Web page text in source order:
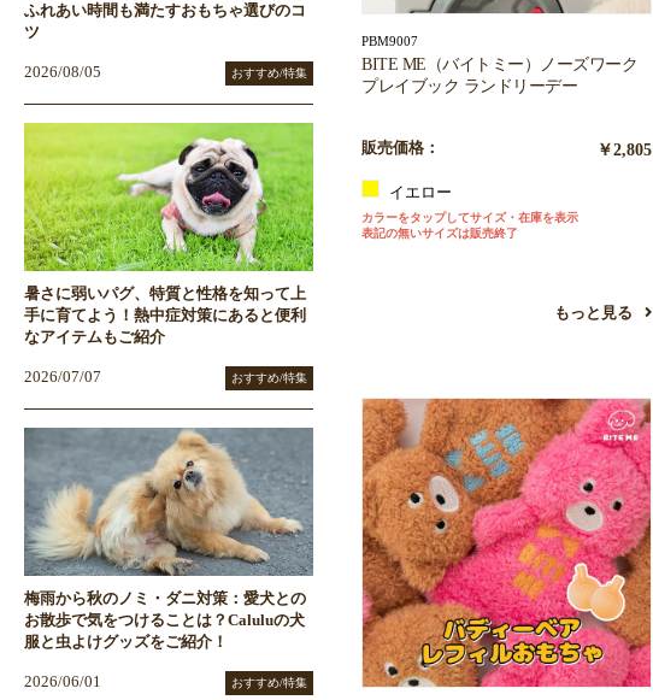
PBM9007
BITE ME（バイトミー）ノーズワーク
プレイブック ランドリーデー
販売価格： ￥2,805
イエロー
カラーをタップしてサイズ・在庫を表示
表記の無いサイズは販売終了
もっと見る
ふれあい時間も満たすおもちゃ選びのコ
ツ
2026/08/05 おすすめ/特集
暑さに弱いパグ、特質と性格を知って上
手に育てよう！熱中症対策にあると便利
なアイテムもご紹介
2026/07/07 おすすめ/特集
梅雨から秋のノミ・ダニ対策：愛犬との
お散歩で気をつけることは？Caluluの犬
服と虫よけグッズをご紹介！
2026/06/01 おすすめ/特集